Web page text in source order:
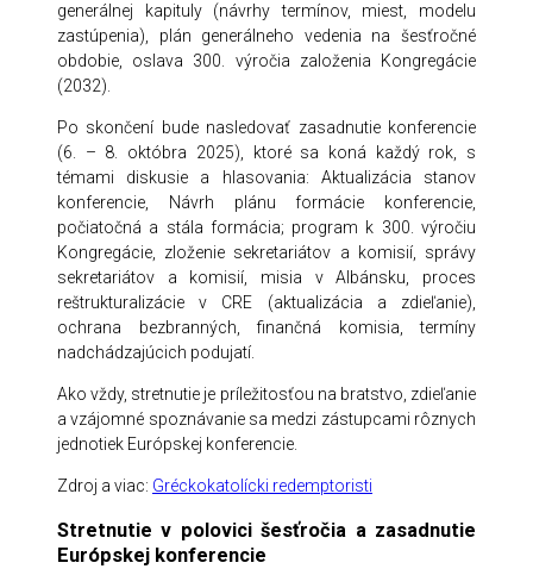
generálnej kapituly (návrhy termínov, miest, modelu
zastúpenia), plán generálneho vedenia na šesťročné
obdobie, oslava 300. výročia založenia Kongregácie
(2032).
Po skončení bude nasledovať zasadnutie konferencie
(6. – 8. októbra 2025), ktoré sa koná každý rok, s
témami diskusie a hlasovania: Aktualizácia stanov
konferencie, Návrh plánu formácie konferencie,
počiatočná a stála formácia; program k 300. výročiu
Kongregácie, zloženie sekretariátov a komisií, správy
sekretariátov a komisií, misia v Albánsku, proces
reštrukturalizácie v CRE (aktualizácia a zdieľanie),
ochrana bezbranných, finančná komisia, termíny
nadchádzajúcich podujatí.
Ako vždy, stretnutie je príležitosťou na bratstvo, zdieľanie
a vzájomné spoznávanie sa medzi zástupcami rôznych
jednotiek Európskej konferencie.
Zdroj a viac: Gréckokatolícki redemptoristi
Stretnutie v polovici šesťročia a zasadnutie
Európskej konferencie